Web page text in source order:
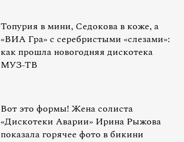
Топурия в мини, Седокова в коже, а
«ВИА Гра» с серебристыми «слезами»:
как прошла новогодняя дискотека
МУЗ-ТВ
Вот это формы! Жена солиста
«Дискотеки Аварии» Ирина Рыжова
показала горячее фото в бикини